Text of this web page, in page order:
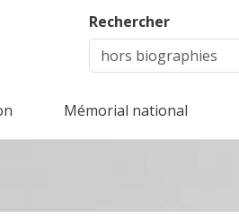
Rechercher
Mémorial national